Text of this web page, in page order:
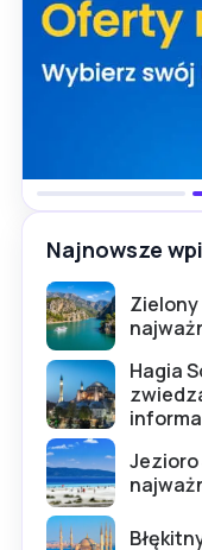
Najnowsze
Zielony
Hagia
Jezioro